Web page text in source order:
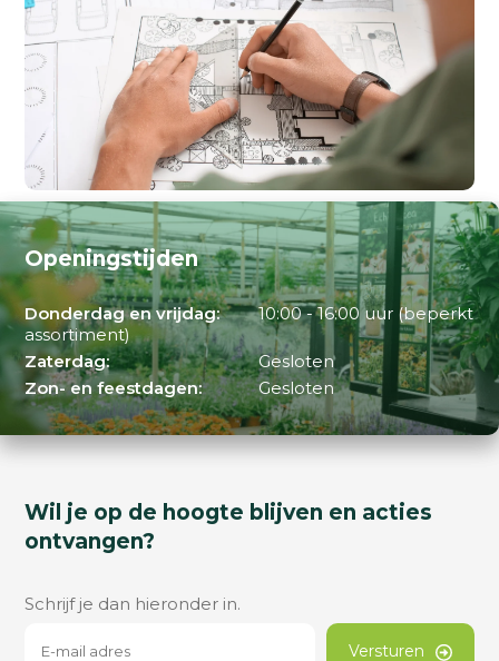
Openingstijden
Donderdag en vrijdag:
10:00 - 16:00 uur (beperkt
assortiment)
Zaterdag:
Gesloten
Zon- en feestdagen:
Gesloten
Wil je op de hoogte blijven en acties
ontvangen?
Schrijf je dan hieronder in.
Versturen